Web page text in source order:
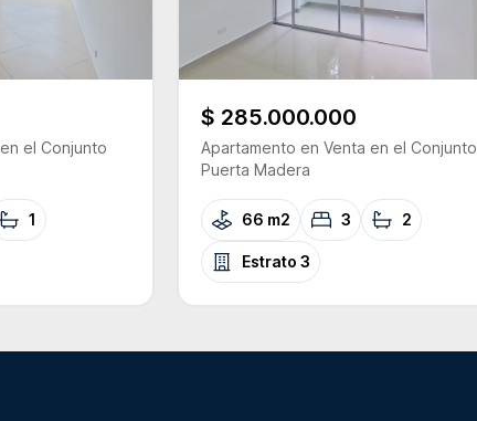
en el Conjunto
1
$ 285.000.000
Apartamento en Venta en el Conjunto
Puerta Madera
66 m2 3 2
Estrato 3